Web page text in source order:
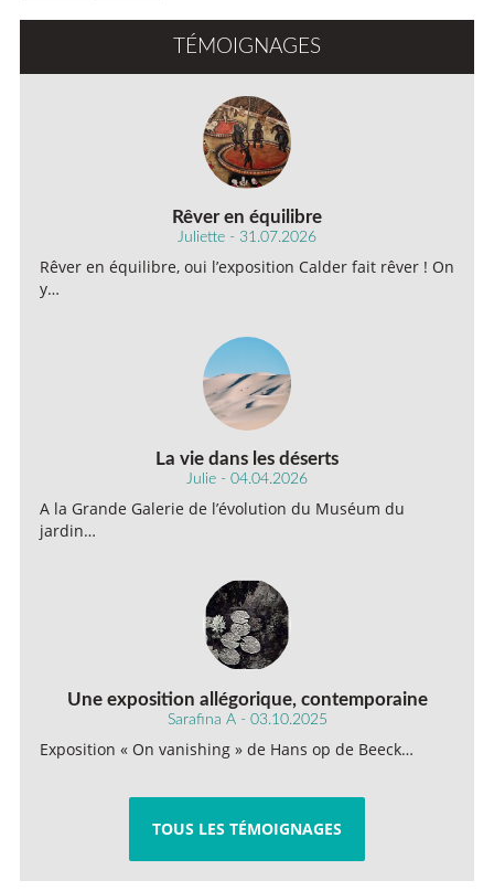
TÉMOIGNAGES
Rêver en équilibre
Juliette - 31.07.2026
Rêver en équilibre, oui l’exposition Calder fait rêver ! On
y…
La vie dans les déserts
Julie - 04.04.2026
A la Grande Galerie de l’évolution du Muséum du
jardin…
Une exposition allégorique, contemporaine
Sarafina A - 03.10.2025
Exposition « On vanishing » de Hans op de Beeck…
TOUS LES TÉMOIGNAGES